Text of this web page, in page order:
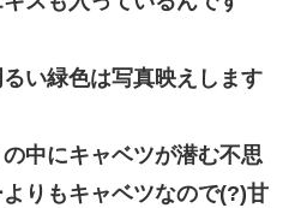
い緑色は写真映えします
中にキャベツが潜む不思
りもキャベツなので(?)甘